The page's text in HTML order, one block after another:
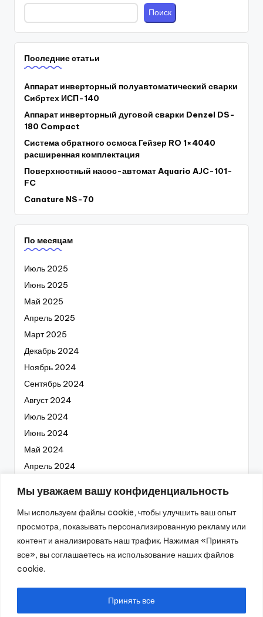
Мы уважаем вашу конфиденциальность
Мы используем файлы cookie, чтобы улучшить ваш опыт
просмотра, показывать персонализированную рекламу или
контент и анализировать наш трафик. Нажимая «Принять
все», вы соглашаетесь на использование наших файлов
cookie.
Принять все
Поиск
Последние статьи
Аппарат инверторный полуавтоматический сварки
Сибртех ИСП-140
Аппарат инверторный дуговой сварки Denzel DS-
180 Compact
Система обратного осмоса Гейзер RO 1×4040
расширенная комплектация
Поверхностный насос-автомат Aquario AJC-101-
FC
Canature NS-70
По месяцам
Июль 2025
Июнь 2025
Май 2025
Апрель 2025
Март 2025
Декабрь 2024
Ноябрь 2024
Сентябрь 2024
Август 2024
Июль 2024
Июнь 2024
Май 2024
Апрель 2024
Февраль 2024
Январь 2024
Декабрь 2023
Октябрь 2023